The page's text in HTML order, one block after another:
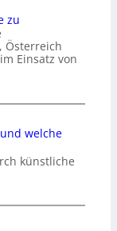
zu
Österreich
Einsatz von
welche
künstliche